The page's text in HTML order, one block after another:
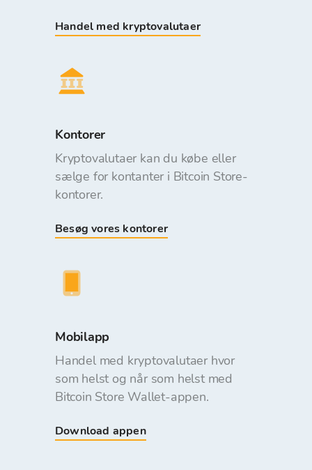
Handel med kryptovalutaer
Kontorer
Kryptovalutaer kan du købe eller
sælge for kontanter i Bitcoin Store-
kontorer.
Besøg vores kontorer
Mobilapp
Handel med kryptovalutaer hvor
som helst og når som helst med
Bitcoin Store Wallet-appen.
Download appen